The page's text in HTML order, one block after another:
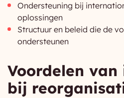
Ondersteuning bij
oplossingen
Structuur en beleid die de
ondersteunen
Voordelen van
bij